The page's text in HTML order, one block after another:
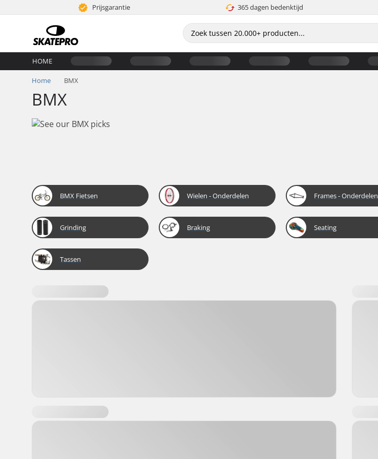
Prijsgarantie 365 dagen bedenktijd
HOME
Home BMX
BMX
BMX Fietsen Wielen - Onderdelen Frames - Onderdelen
Grinding Braking Seating
Tassen